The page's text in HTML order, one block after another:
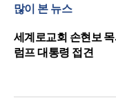
느헤미야 연합
세기총 “자
여”
많이 본 뉴스
세계로교회 손현보
럼프 대통령 접견